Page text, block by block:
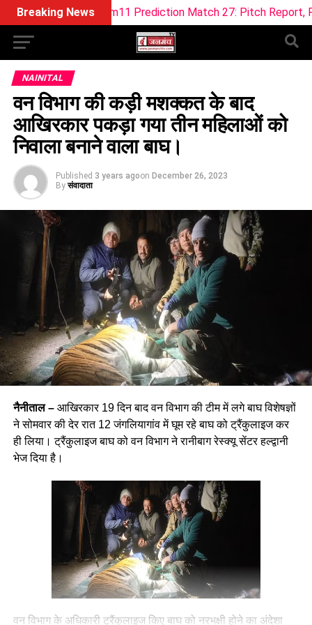
Breaking News
Dream11 Prediction Match 27: Pitch Report, Playing XI &
NAINITAL
वन विभाग की कड़ी मशक्कत के बाद
आखिरकार पकड़ा गया तीन महिलाओं को
निवाला बनाने वाला बाघ।
Published 3 years agoon December 26, 2023
By संवादाता
नैनीताल –आखिरकार 19 दिन बाद वन विभाग की टीम में लगे बाघ विशेषज्ञों
ने सोमवार की देर रात 12 जंगलियागांव में घूम रहे बाघ को ट्रैंकुलाइज कर
ही लिया। ट्रैंकुलाइज बाघ को वन विभाग ने रानीबाग रेस्क्यू सेंटर हल्द्वानी
भेज दिया है।
वन विभाग के अधिकारी ट्रैंकुलाइज किए बाघ को नरभक्षी होने का अंदेशा